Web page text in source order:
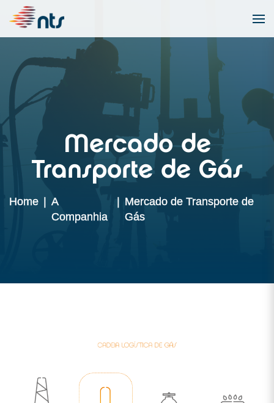
Mercado de
Transporte de Gás
Home | A
Companhia
| Mercado de Transporte de
Gás